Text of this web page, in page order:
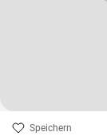
Speichern